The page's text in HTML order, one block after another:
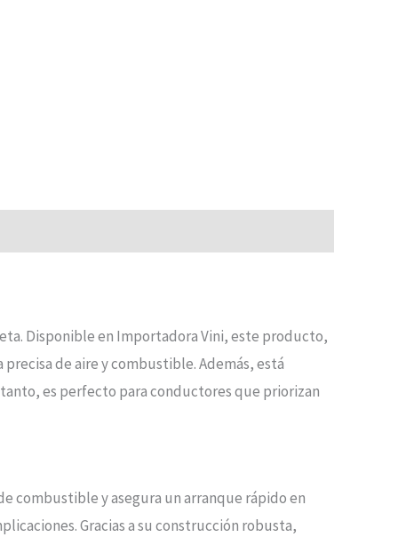
Disponible en Importadora Vini, este producto,
de aire y combustible. Además, está
es perfecto para conductores que priorizan
combustible y asegura un arranque rápido en
Gracias a su construcción robusta,